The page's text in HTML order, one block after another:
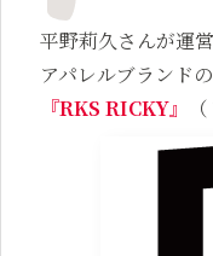
平野莉久さんが運
アパレルブランドの
『RKS RICKY』